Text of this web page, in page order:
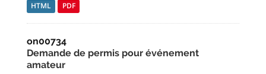
HTML PDF
on00734
Demande de permis pour événement
amateur